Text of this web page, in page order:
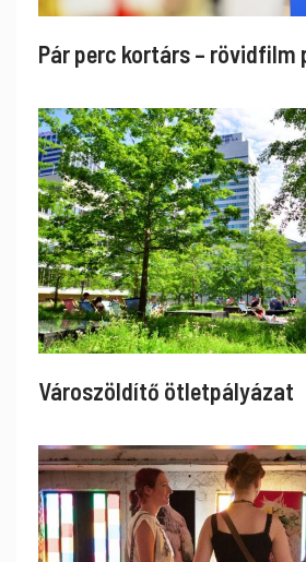
Pár perc kortárs – rövidfilm
Városzöldítő ötletpályázat